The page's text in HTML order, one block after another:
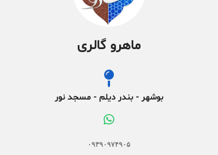
ماهرو گالری
بوشهر - بندر دیلم - مسجد نور
۰۹۳۹۰۹۷۴۹۰۵